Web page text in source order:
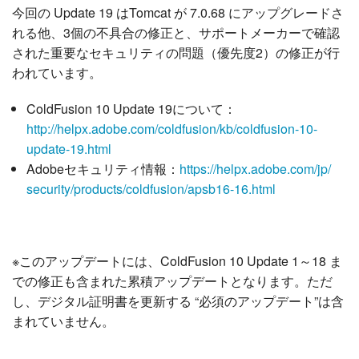
今回の Update 19 はTomcat が 7.0.68 にアップグレードさ
れる他、3個の不具合の修正と、サポートメーカーで確認
された重要なセキュリティの問題（優先度2）の修正が行
われています。
ColdFusion 10 Update 19について：
http://helpx.adobe.com/coldfusion/kb/coldfusion-10-
update-19.html
Adobeセキュリティ情報： https://helpx.adobe.com/jp/
security/products/coldfusion/apsb16-16.html
※このアップデートには、ColdFusion 10 Update 1～18 ま
での修正も含まれた累積アップデートとなります。ただ
し、デジタル証明書を更新する “必須のアップデート”は含
まれていません。